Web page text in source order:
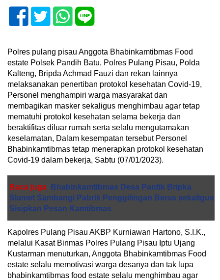
Polres pulang pisau Anggota Bhabinkamtibmas Food
estate Polsek Pandih Batu, Polres Pulang Pisau, Polda
Kalteng, Bripda Achmad Fauzi dan rekan lainnya
melaksanakan penertiban protokol kesehatan Covid-19,
Personel menghampiri warga masyarakat dan
membagikan masker sekaligus menghimbau agar tetap
mematuhi protokol kesehatan selama bekerja dan
beraktifitas diluar rumah serta selalu mengutamakan
keselamatan, Dalam kesempatan tersebut Personel
Bhabinkamtibmas tetap menerapkan protokol kesehatan
Covid-19 dalam bekerja, Sabtu (07/01/2023).
Baca juga
Bhabinkamtibmas Desa Pantik Bripka
Slamet Sambangi Pabrik Penggilingan Beras sekaligus
Sisipkan Pesan Kamtibmas
Kapolres Pulang Pisau AKBP Kurniawan Hartono, S.I.K.,
melalui Kasat Binmas Polres Pulang Pisau Iptu Ujang
Kustarman menuturkan, Anggota Bhabinkamtibmas Food
estate selalu memotivasi warga desanya dan tak lupa
bhabinkamtibmas food estate selalu menghimbau agar